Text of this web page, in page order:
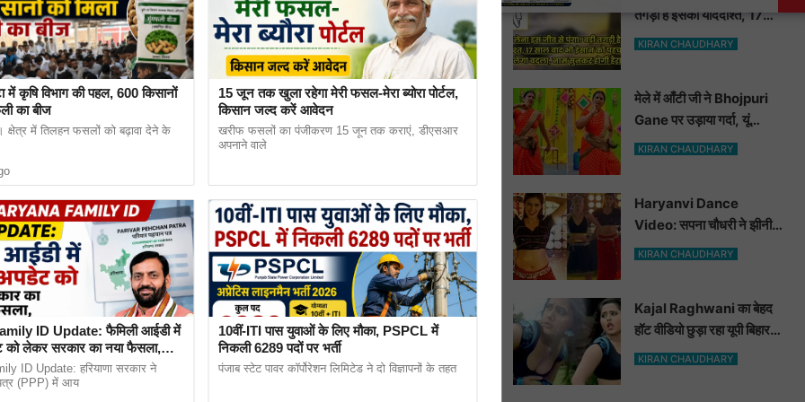
कोटपूतली, पलसाना, खाटू, खंडेला, चला आदि जिलों को कवर करता
है जिसे पूरा करने में लगभग 5 घंटे लगते हैं और नए ग्रीन फील्ड
सकती है।
तगड़ी है इसकी याददाश्त, 17
साल बाद भी इंसान को पहचानकर
KIRAN CHAUDHARY
मेले में आँटी जी ने Bhojpuri
Gane पर उड़ाया गर्दा, यूं
मटकाई कमर देख भोजपुरी
KIRAN CHAUDHARY
Haryanvi Dance
Video: सपना चौधरी ने झीनी
कुर्ती में जोबन हिलाकर कुँवारों को
KIRAN CHAUDHARY
Kajal Raghwani का बेहद
हॉट वीडियो छुड़ा रहा यूपी बिहार
वालों के पसीने, वीडियो देख आप
KIRAN CHAUDHARY
में कृषि विभाग की पहल, 600 किसानों
का बीज
क्षेत्र में तिलहन फसलों को बढ़ावा देने के
ID Update: फैमिली आईडी में
लेकर सरकार का नया फैसला,
राहत
ID Update: हरियाणा सरकार ने
पत्र (PPP) में आय
15 जून तक खुला रहेगा मेरी फसल-मेरा ब्योरा पोर्टल,
किसान जल्द करें आवेदन
खरीफ फसलों का पंजीकरण 15 जून तक कराएं, डीएसआर
अपनाने वाले
10वीं-ITI पास युवाओं के लिए मौका, PSPCL में
निकली 6289 पदों पर भर्ती
पंजाब स्टेट पावर कॉर्पोरेशन लिमिटेड ने दो विज्ञापनों के तहत